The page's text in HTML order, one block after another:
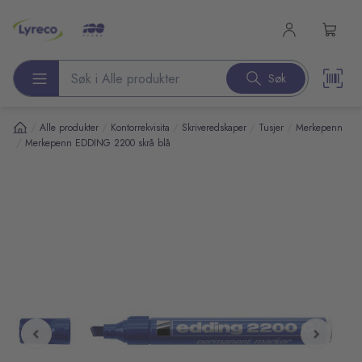
Søk etter produkter Søk
Alle produkter Kontorrekvisita Skriveredskaper Tusjer Merkepenn
Merkepenn EDDING 2200 skrå blå